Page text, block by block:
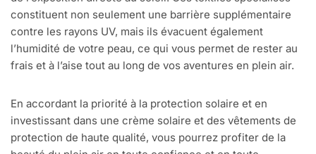
constituent non seulement une barrière supplémentaire
contre les rayons UV, mais ils évacuent également
l’humidité de votre peau, ce qui vous permet de rester au
frais et à l’aise tout au long de vos aventures en plein air.
En accordant la priorité à la protection solaire et en
investissant dans une crème solaire et des vêtements de
protection de haute qualité, vous pourrez profiter de la